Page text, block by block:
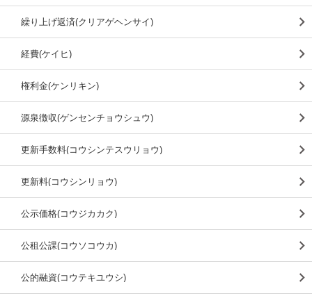
繰り上げ返済(クリアゲヘンサイ)
経費(ケイヒ)
権利金(ケンリキン)
源泉徴収(ゲンセンチョウシュウ)
更新手数料(コウシンテスウリョウ)
更新料(コウシンリョウ)
公示価格(コウジカカク)
公租公課(コウソコウカ)
公的融資(コウテキユウシ)